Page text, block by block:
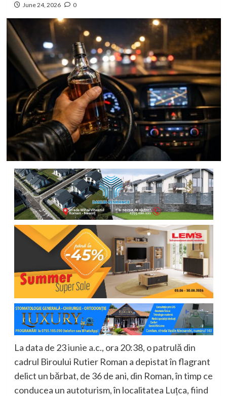
June 24, 2026 0
La data de 23 iunie a.c., ora 20:38, o patrulă din
cadrul Biroului Rutier Roman a depistat în flagrant
delict un bărbat, de 36 de ani, din Roman, în timp ce
conducea un autoturism, în localitatea Luțca, fiind